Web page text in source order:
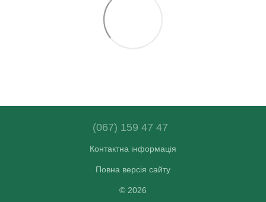
(067) 159 47 47
Контактна інформація
Повна версія сайту
© 2026